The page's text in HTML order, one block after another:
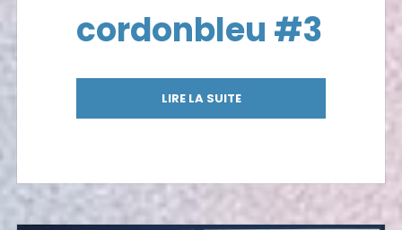
cordonbleu #3
LIRE LA SUITE